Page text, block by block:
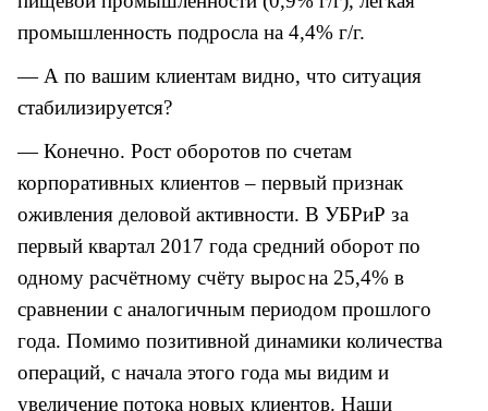
промышленность подросла на 4,4% г/г.
— А по вашим клиентам видно, что ситуация
стабилизируется?
— Конечно. Рост оборотов по счетам
корпоративных клиентов – первый признак
оживления деловой активности. В УБРиР за
первый квартал 2017 года средний оборот по
одному расчётному счёту выросна 25,4% в
сравнении с аналогичным периодом прошлого
года. Помимо позитивной динамики количества
операций, с начала этого года мы видим и
увеличение потока новых клиентов. Наши